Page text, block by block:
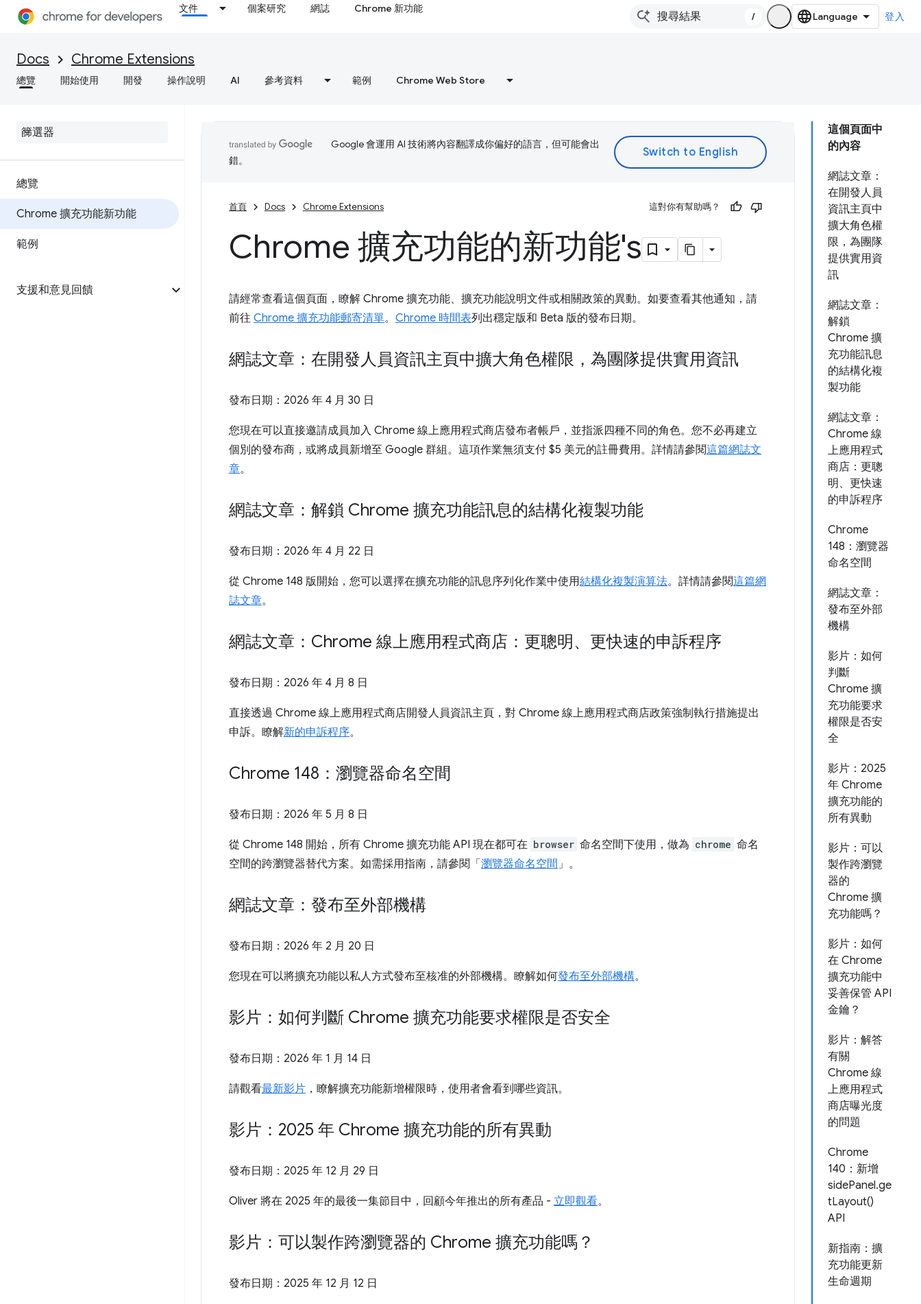
文件 個案研究 網誌 Chrome 新功能
/ 登入
Docs Chrome Extensions
總覽 開始使用 開發 操作說明 AI 參考資料 範例 Chrome Web Store
總覽
Chrome 擴充功能新功能
範例
支援和意見回饋
這個頁面中
的內容
網誌文章：
在開發人員
資訊主頁中
擴大角色權
限，為團隊
提供實用資
訊
網誌文章：
解鎖
Chrome 擴
充功能訊息
的結構化複
製功能
網誌文章：
Chrome 線
上應用程式
商店：更聰
明、更快速
的申訴程序
Chrome
148：瀏覽器
命名空間
網誌文章：
發布至外部
機構
影片：如何
判斷
Chrome 擴
充功能要求
權限是否安
全
影片：2025
年 Chrome
擴充功能的
所有異動
影片：可以
製作跨瀏覽
器的
Chrome 擴
充功能嗎？
影片：如何
在 Chrome
擴充功能中
妥善保管 API
金鑰？
影片：解答
有關
Chrome 線
上應用程式
商店曝光度
的問題
Chrome
140：新增
sidePanel.ge
tLayout()
API
新指南：擴
充功能更新
生命週期
Google 會運用 AI 技術將內容翻譯成你偏好的語言，但可能會出
錯。
首頁 Docs Chrome Extensions 這對你有幫助嗎？
Chrome 擴充功能的新功能's
請經常查看這個頁面，瞭解 Chrome 擴充功能、擴充功能說明文件或相關政策的異動。如要查看其他通知，請
前往 Chrome 擴充功能郵寄清單。 Chrome 時間表列出穩定版和 Beta 版的發布日期。
網誌文章：在開發人員資訊主頁中擴大角色權限，為團隊提供實用資訊
發布日期： 2026 年 4 月 30 日
您現在可以直接邀請成員加入 Chrome 線上應用程式商店發布者帳戶，並指派四種不同的角色。您不必再建立
個別的發布商，或將成員新增至 Google 群組。這項作業無須支付 $5 美元的註冊費用。詳情請參閱這篇網誌文
章。
網誌文章：解鎖 Chrome 擴充功能訊息的結構化複製功能
發布日期： 2026 年 4 月 22 日
從 Chrome 148 版開始，您可以選擇在擴充功能的訊息序列化作業中使用結構化複製演算法。詳情請參閱這篇網
誌文章。
網誌文章：Chrome 線上應用程式商店：更聰明、更快速的申訴程序
發布日期： 2026 年 4 月 8 日
直接透過 Chrome 線上應用程式商店開發人員資訊主頁，對 Chrome 線上應用程式商店政策強制執行措施提出
申訴。瞭解新的申訴程序。
Chrome 148：瀏覽器命名空間
發布日期： 2026 年 5 月 8 日
從 Chrome 148 開始，所有 Chrome 擴充功能 API 現在都可在 browser 命名空間下使用，做為 chrome 命名
空間的跨瀏覽器替代方案。如需採用指南，請參閱「 瀏覽器命名空間 」。
網誌文章：發布至外部機構
發布日期： 2026 年 2 月 20 日
您現在可以將擴充功能以私人方式發布至核准的外部機構。瞭解如何發布至外部機構。
影片：如何判斷 Chrome 擴充功能要求權限是否安全
發布日期： 2026 年 1 月 14 日
請觀看最新影片 ，瞭解擴充功能新增權限時，使用者會看到哪些資訊。
影片：2025 年 Chrome 擴充功能的所有異動
發布日期： 2025 年 12 月 29 日
Oliver 將在 2025 年的最後一集節目中，回顧今年推出的所有產品 - 立即觀看。
影片：可以製作跨瀏覽器的 Chrome 擴充功能嗎？
發布日期： 2025 年 12 月 12 日